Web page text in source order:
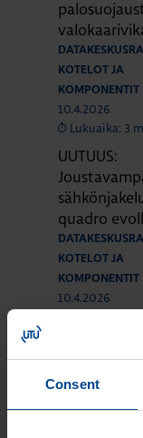
Consent
KOTELOT JA
KOMPONENTIT
10.4.2026
Lukuaika: 3
UUTUUS:
quadro
KOTELOT JA
KOMPONENTIT
10.4.2026
hw+